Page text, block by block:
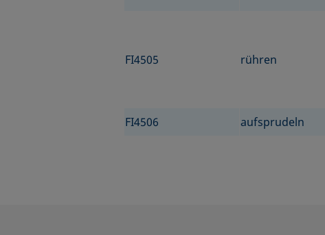
FI4505 rühren
FI4506 aufsprudeln